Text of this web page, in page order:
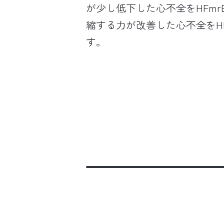
が少し低下した心不全を
縮する力が改善した心不全を
す。